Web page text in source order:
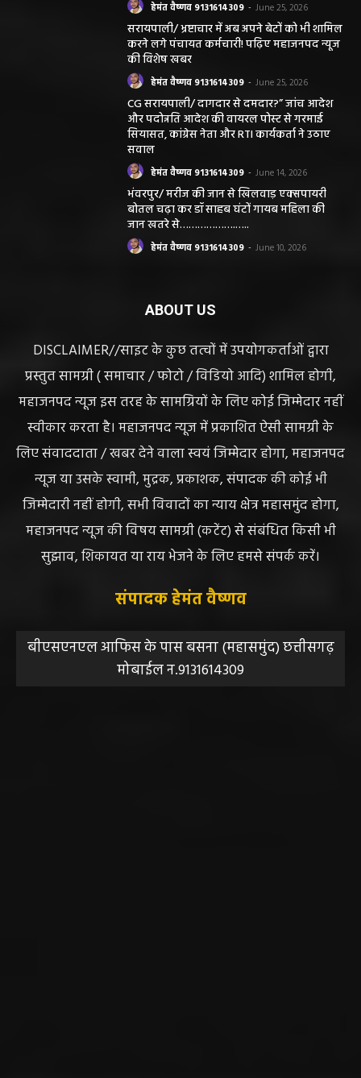
हेमंत वैष्णव 9131614309 - June 25, 2026
सरायपाली/ भ्रष्टाचार में अब अपने बेटों को भी शामिल
करने लगे पंचायत कर्मचारी! पढ़िए महाजनपद न्यूज
की विशेष खबर
हेमंत वैष्णव 9131614309 - June 25, 2026
CG सरायपाली/ दागदार से दमदार?” जांच आदेश
और पदोन्नति आदेश की वायरल पोस्ट से गरमाई
सियासत, कांग्रेस नेता और RTI कार्यकर्ता ने उठाए
सवाल
हेमंत वैष्णव 9131614309 - June 14, 2026
भंवरपुर/ मरीज की जान से खिलवाड़ एक्सपायरी
बोतल चढ़ा कर डॉ साहब घंटों गायब महिला की
जान खतरे से……………….…..
हेमंत वैष्णव 9131614309 - June 10, 2026
ABOUT US
DISCLAIMER//साइट के कुछ तत्वों में उपयोगकर्ताओं द्वारा
प्रस्तुत सामग्री ( समाचार / फोटो / विडियो आदि) शामिल होगी,
महाजनपद न्यूज इस तरह के सामग्रियों के लिए कोई जिम्मेदार नहीं
स्वीकार करता है। महाजनपद न्यूज में प्रकाशित ऐसी सामग्री के
लिए संवाददाता / खबर देने वाला स्वयं जिम्मेदार होगा, महाजनपद
न्यूज या उसके स्वामी, मुद्रक, प्रकाशक, संपादक की कोई भी
जिम्मेदारी नहीं होगी, सभी विवादों का न्याय क्षेत्र महासमुंद होगा,
महाजनपद न्यूज की विषय सामग्री (कटेंट) से संबंधित किसी भी
सुझाव, शिकायत या राय भेजने के लिए हमसे संपर्क करें।
संपादक हेमंत वैष्णव
बीएसएनएल आफिस के पास बसना (महासमुंद) छत्तीसगढ़
मोबाईल न.9131614309